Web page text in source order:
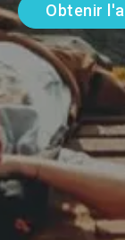
Obtenir